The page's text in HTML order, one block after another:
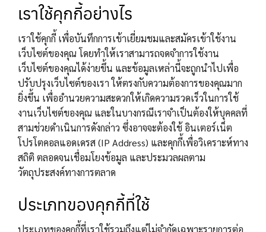
เราใช้คุกกี้อย่างไร
เราใช้คุกกี้ เพื่อบันทึกการเข้าเยี่ยมชมและสมัครเข้าใช้งาน
เว็บไซต์ของคุณ โดยทำให้เราสามารถจดจำการใช้งาน
เว็บไซต์ของคุณได้ง่ายขึ้น และข้อมูลเหล่านี้จะถูกนำไปเพื่อ
ปรับปรุงเว็บไซต์ของเรา ให้ตรงกับความต้องการของคุณมาก
ยิ่งขึ้น เพื่ออำนวยความสะดวกให้เกิดความรวดเร็วในการใช้
งานเว็บไซต์ของคุณ และในบางกรณีเราจำเป็นต้องให้บุคคลที่
สามช่วยดำเนินการดังกล่าว ซึ่งอาจจะต้องใช้ อินเตอร์เน็ต
โปรโตคอลแอดเดรส (IP Address) และคุกกี้เพื่อวิเคราะห์ทาง
สถิติ ตลอดจนเชื่อมโยงข้อมูล และประมวลผลตาม
วัตถุประสงค์ทางการตลาด
ประเภทของคุกกี้ที่ใช้
ประเภทของคุกกี้ที่เราใช้รวมถึงแต่ไม่จำกัดเฉพาะรายการต่อ